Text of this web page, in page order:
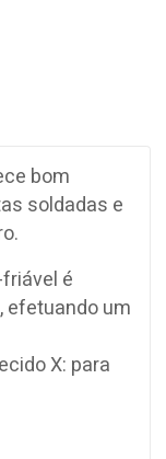
bom
soldadas e
é
efetuando um
X: para